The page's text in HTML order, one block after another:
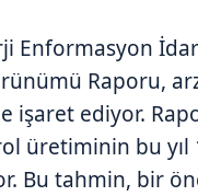
Enformasyon
Raporu,
işaret ediyor.
üretiminin bu yıl
Bu tahmin, bir